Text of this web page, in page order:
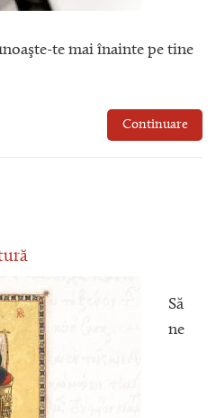
te mai înainte pe tine
Continuare
Să
ne